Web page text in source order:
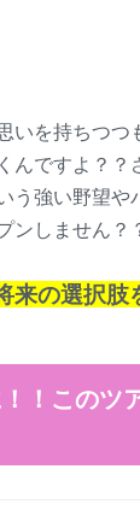
いを持ちつ
んですよ？
う強い野望
ンしません？
の選択肢
！このツ